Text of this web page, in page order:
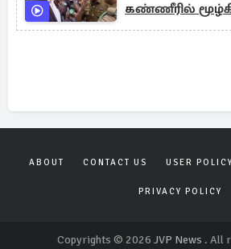
கண்ணீரில்
சிறைச்சாலை
ABOUT CONTACT US USER POLICY
PRIVACY POLICY
Copyrights © 2026 JVP News . All